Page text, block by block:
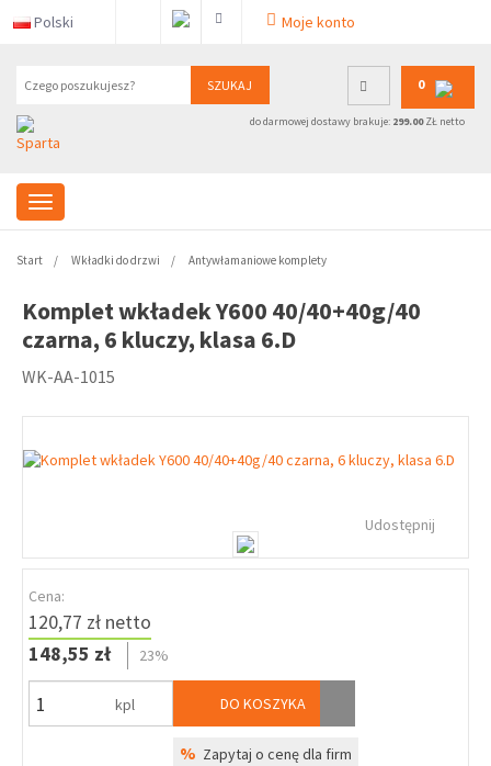
Polski Moje konto
SZUKAJ 0
do darmowej dostawy brakuje: 299.00ZŁ netto
Start Wkładki do drzwi Antywłamaniowe komplety
Komplet wkładek Y600 40/40+40g/40
czarna, 6 kluczy, klasa 6.D
WK-AA-1015
Udostępnij
Cena:
120,77 zł netto
148,55 zł
23%
kpl DO KOSZYKA
% Zapytaj o cenę dla firm